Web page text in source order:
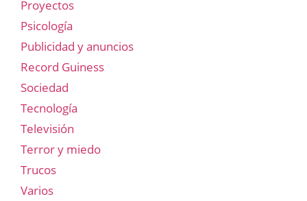
Proyectos
Psicología
Publicidad y anuncios
Record Guiness
Sociedad
Tecnología
Televisión
Terror y miedo
Trucos
Varios